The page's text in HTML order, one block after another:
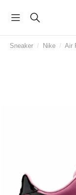
Sneaker / Nike / Air